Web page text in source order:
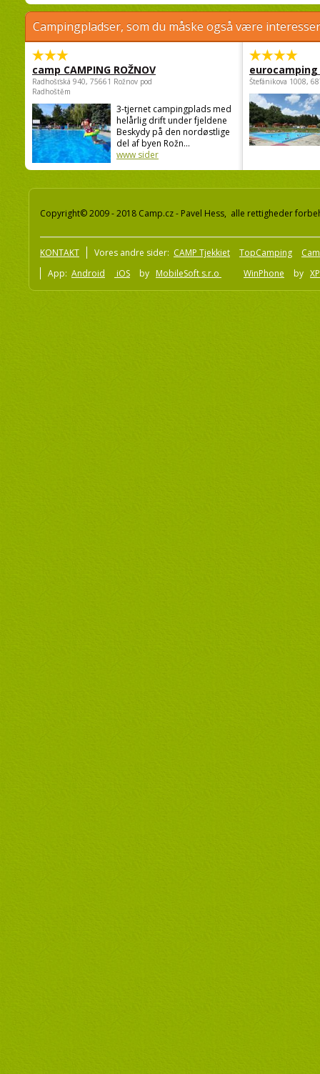
Campingpladser, som du måske også være
camp CAMPING ROŽNOV
Radhošťská 940, 75661 Rožnov pod
Radhoštěm
3-tjernet campingplads med
helårlig drift under fjeldene
Beskydy på den nordøstlige
del af byen Rožn...
www sider
Štefánikova 1008,
Copyright© 2009 - 2018 Camp.cz - Pavel Hess, alle rettigheder
KONTAKT Vores andre sider: CAMP Tjekkiet TopCamping
App: Android iOS by MobileSoft s.r.o WinPhone by